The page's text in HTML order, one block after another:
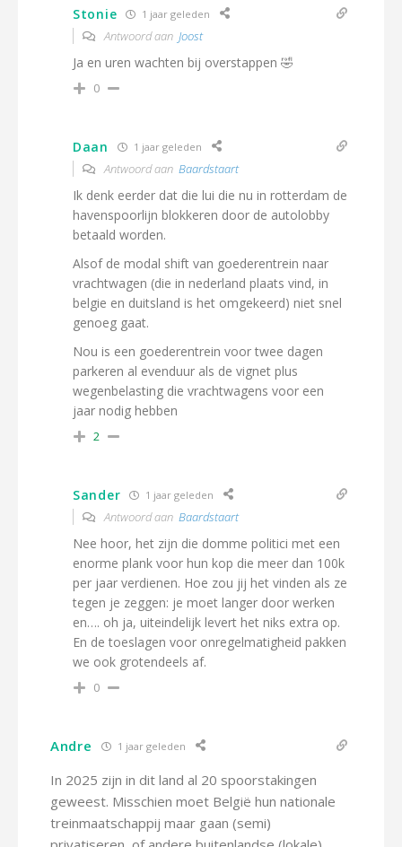
Stonie 1 jaar geleden
Antwoord aan Joost
Ja en uren wachten bij overstappen 🤣
0
Daan 1 jaar geleden
Antwoord aan Baardstaart
Ik denk eerder dat die lui die nu in rotterdam de
havenspoorlijn blokkeren door de autolobby
betaald worden.
Alsof de modal shift van goederentrein naar
vrachtwagen (die in nederland plaats vind, in
belgie en duitsland is het omgekeerd) niet snel
genoeg gaat.
Nou is een goederentrein voor twee dagen
parkeren al evenduur als de vignet plus
wegenbelasting die vrachtwagens voor een
jaar nodig hebben
2
Sander 1 jaar geleden
Antwoord aan Baardstaart
Nee hoor, het zijn die domme politici met een
enorme plank voor hun kop die meer dan 100k
per jaar verdienen. Hoe zou jij het vinden als ze
tegen je zeggen: je moet langer door werken
en…. oh ja, uiteindelijk levert het niks extra op.
En de toeslagen voor onregelmatigheid pakken
we ook grotendeels af.
0
Andre 1 jaar geleden
In 2025 zijn in dit land al 20 spoorstakingen
geweest. Misschien moet België hun nationale
treinmaatschappij maar gaan (semi)